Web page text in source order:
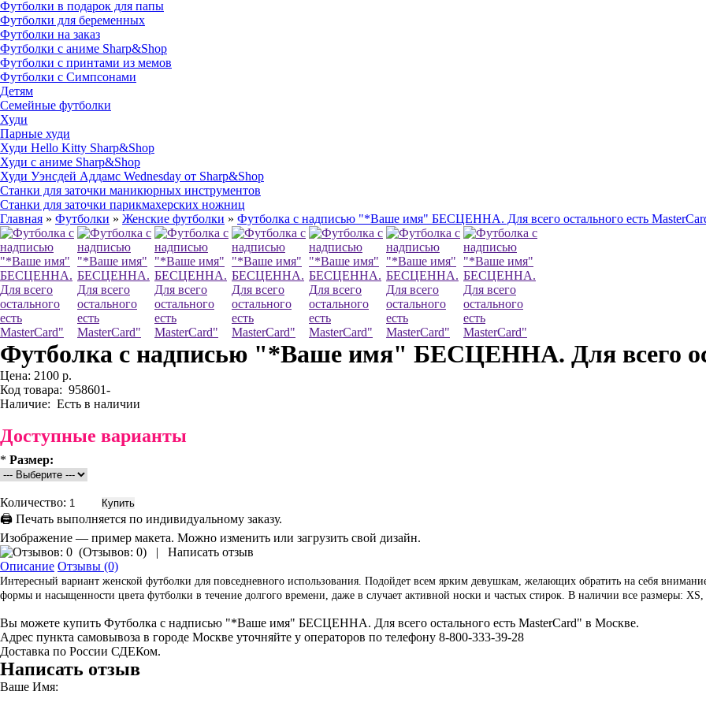
Футболки в подарок для папы
Футболки для беременных
Футболки на заказ
Футболки с аниме Sharp&Shop
Футболки с принтами из мемов
Футболки с Симпсонами
Детям
Семейные футболки
Худи
Парные худи
Худи Hello Kitty Sharp&Shop
Худи с аниме Sharp&Shop
Худи Уэнсдей Аддамс Wednesday от Sharp&Shop
Станки для заточки маникюрных инструментов
Станки для заточки парикмахерских ножниц
Главная » Футболки » Женские футболки » Футболка с надписью "*Ваше имя" БЕСЦЕННА. Для всего остального есть
Футболка с надписью "*Ваше имя" БЕСЦЕННА. Для всего
Цена: 2100 р.
Код товара: 958601-
Наличие: Есть в наличии
Доступные варианты
* Размер:
Количество:
🖨 Печать выполняется по индивидуальному заказу.
Изображение — пример макета. Можно изменить или загрузить свой дизайн.
(Отзывов: 0) |
Написать отзыв
Описание Отзывы (0)
Интересный вариант женской футболки для повседневного использования. Подойдет всем ярким девушкам, желающих обратить на себя
формы и насыщенности цвета футболки в течение долгого времени, даже в случает активной носки и частых стирок. В наличии все
Вы можете купить Футболка с надписью "*Ваше имя" БЕСЦЕННА. Для всего остального есть MasterCard" в Москве.
Адрес пункта самовывоза в городе Москве уточняйте у операторов по телефону 8-800-333-39-28
Доставка по России СДЕКом.
Написать отзыв
Ваше Имя: